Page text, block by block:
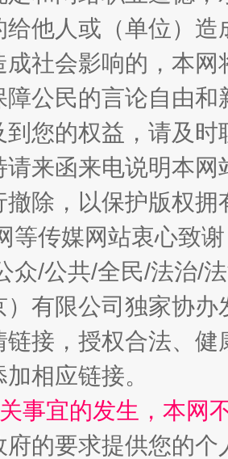
鳌关键词
魏明亮
象丛生
生
给他人或（单位）
成社会影响的，本
障公民的言论自由
到您的权益，请及
请来函来电说明本
撤除，以保护版权
等传媒网站衷心致
众/公共/全民/法治/
）有限公司独家协
链接，授权合法、
相应链接。
事宜的发生，本网
府的要求提供您的个